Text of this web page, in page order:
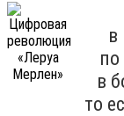
в
по
в
то